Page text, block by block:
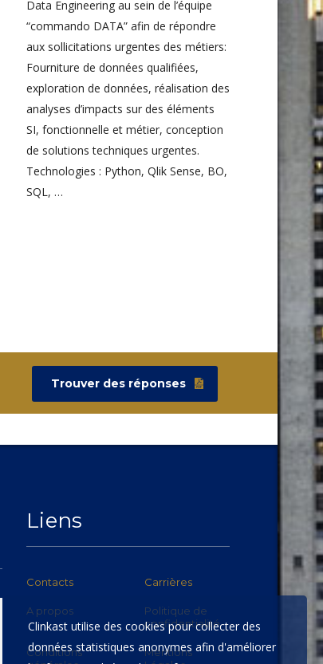
Data Engineering au sein de l’équipe
“commando DATA” afin de répondre
aux sollicitations urgentes des métiers:
Fourniture de données qualifiées,
exploration de données, réalisation des
analyses d’impacts sur des éléments
SI, fonctionnelle et métier, conception
de solutions techniques urgentes.
Technologies : Python, Qlik Sense, BO,
SQL, …
Trouver des réponses
Liens
Contacts Carrières
A propos
Politique de
confidentialité
Conditions
Mentions
Clinkast utilise des cookies pour collecter des
données statistiques anonymes afin d'améliorer